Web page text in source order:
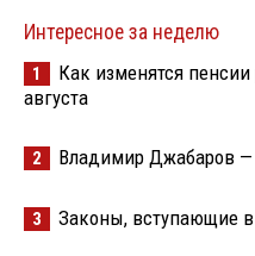
Интересное за неделю
1
Как изменятся
августа
2 Владимир Джабаров —
3 Законы, вступающие в